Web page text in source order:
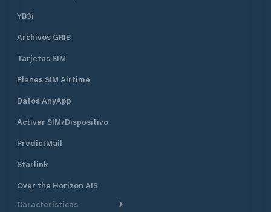
YB3i
Archivos GRIB
Tarjetas SIM
Planes SIM Airtime
Datos AnyApp
Activar SIM/Dispositivo
PredictMail
Starlink
Over the Horizon AIS
Características